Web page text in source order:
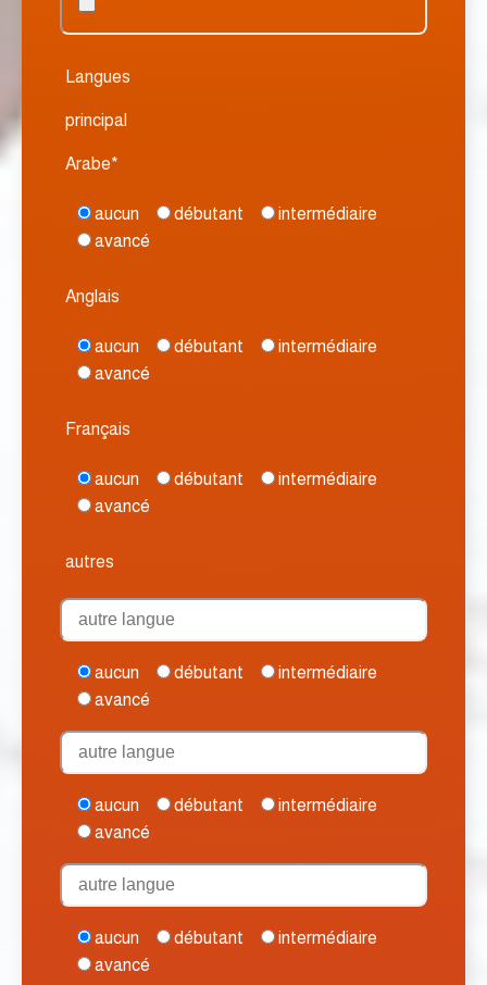
Langues
principal
Arabe*
aucun débutant
intermédiaire
avancé
Anglais
aucun débutant
intermédiaire
avancé
Français
aucun débutant
intermédiaire
avancé
autres
aucun débutant
intermédiaire
avancé
aucun débutant
intermédiaire
avancé
aucun débutant
intermédiaire
avancé